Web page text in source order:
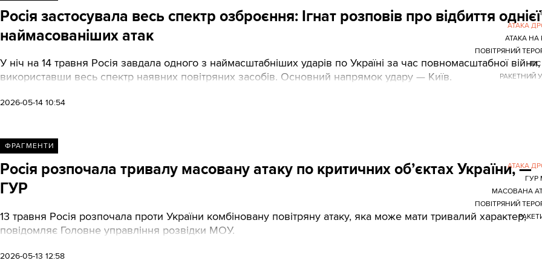
Росія застосувала весь спектр озброєння: Ігнат розповів про відбиття
наймасованіших атак
У ніч на 14 травня Росія завдала одного з наймасштабніших ударів по Україні за час повномасштабної війни,
використавши весь спектр наявних повітряних засобів. Основний напрямок удару — Київ.
2026-05-14 10:54
АТАКА
АТАКА НА
ПОВІТРЯНИЙ
ПС
РАКЕТНИЙ
ФРАГМЕНТИ
Росія розпочала тривалу масовану атаку по критичних об’єктах України, —
ГУР
13 травня Росія розпочала проти України комбіновану повітряну атаку, яка може мати тривалий характер,
повідомляє Головне управління розвідки МОУ.
2026-05-13 12:58
АТАКА
ГУР
МАСОВАНА
ПОВІТРЯНИЙ